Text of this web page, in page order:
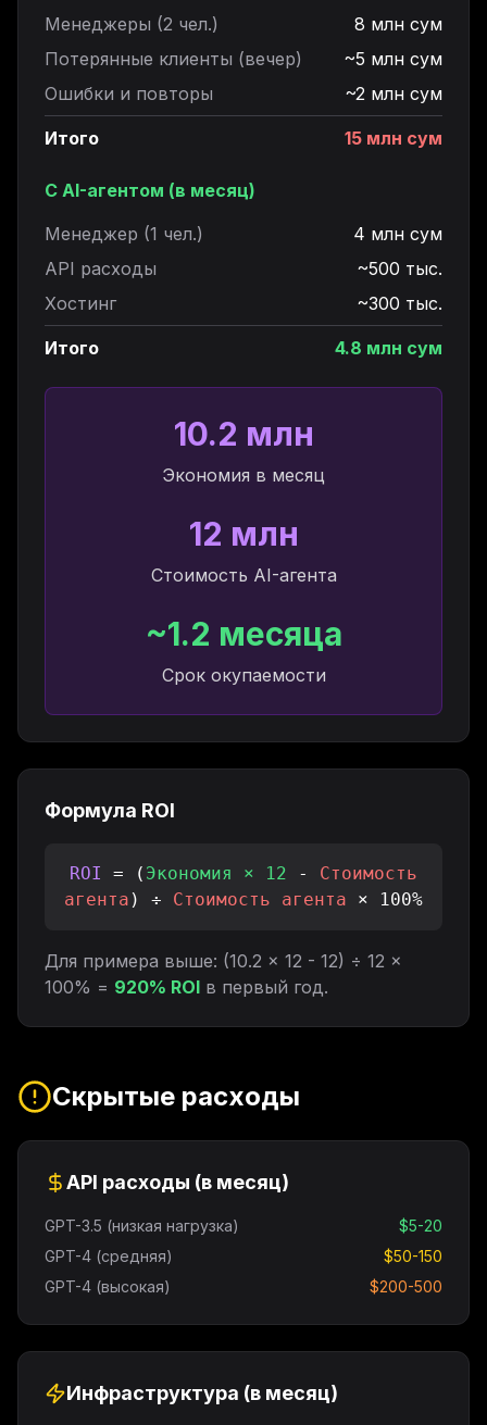
Менеджеры (2 чел.)
8 млн сум
Потерянные клиенты (вечер)
~5 млн сум
Ошибки и повторы
~2 млн сум
Итого 15 млн сум
С AI-агентом (в месяц)
Менеджер (1 чел.)
4 млн сум
API расходы
~500 тыс.
Хостинг
~300 тыс.
Итого 4.8 млн сум
10.2 млн
Экономия в месяц
12 млн
Стоимость AI-агента
~1.2 месяца
Срок окупаемости
Формула ROI
ROI = ( Экономия × 12 -
Стоимость
агента ) ÷ Стоимость агента × 100%
Для примера выше: (10.2 × 12 - 12) ÷ 12 ×
100% = 920% ROI в первый год.
Скрытые расходы
API расходы (в месяц)
GPT-3.5 (низкая нагрузка)
$5-20
GPT-4 (средняя)
$50-150
GPT-4 (высокая)
$200-500
Инфраструктура (в месяц)